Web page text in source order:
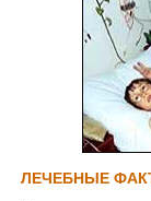
ЛЕЧЕБНЫЕ